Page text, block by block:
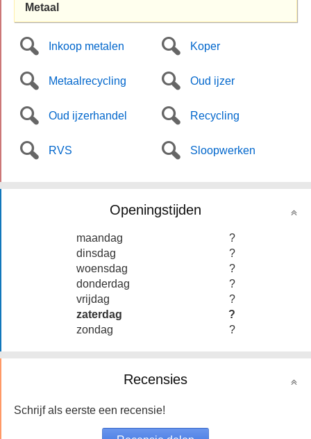
Metaal
Inkoop metalen Koper
Metaalrecycling Oud ijzer
Oud ijzerhandel Recycling
RVS Sloopwerken
Openingstijden
maandag
?
dinsdag
?
woensdag
?
donderdag
?
vrijdag
?
zaterdag
?
zondag
?
Recensies
Schrijf als eerste een recensie!